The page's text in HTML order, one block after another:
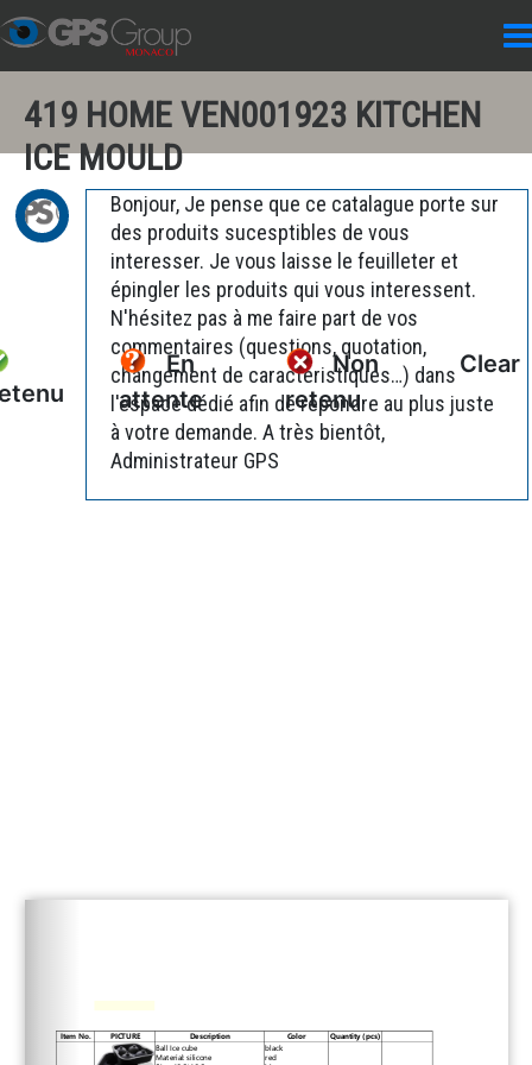
419 HOME VEN001923 KITCHEN
ICE MOULD
En
attente
Non
retenu
Clear
Bonjour, Je pense que ce catalague porte sur
des produits sucesptibles de vous
interesser. Je vous laisse le feuilleter et
épingler les produits qui vous interessent.
N'hésitez pas à me faire part de vos
commentaires (questions, quotation,
changement de caractéristiques…) dans
l'espace dédié afin de répondre au plus juste
à votre demande. A très bientôt,
Administrateur GPS